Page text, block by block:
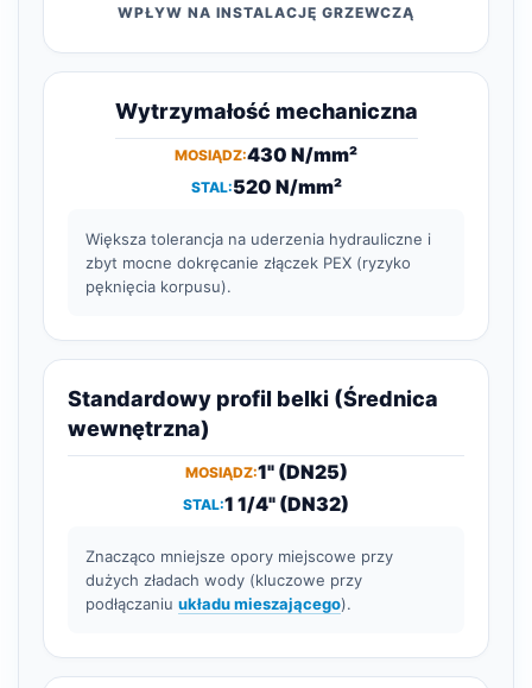
WPŁYW NA INSTALACJĘ GRZEWCZĄ
Wytrzymałość mechaniczna
430 N/mm²
520 N/mm²
Większa tolerancja na uderzenia hydrauliczne i
zbyt mocne dokręcanie złączek PEX (ryzyko
pęknięcia korpusu).
Standardowy profil belki (Średnica
wewnętrzna)
1" (DN25)
1 1/4" (DN32)
Znacząco mniejsze opory miejscowe przy
dużych zładach wody (kluczowe przy
podłączaniu układu mieszającego).